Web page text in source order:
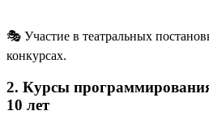
🎭 Участие в театральных
конкурсах.
2. Курсы
10 лет